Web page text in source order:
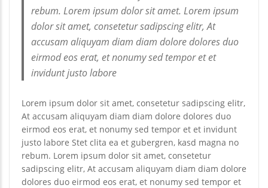
rebum. Lorem ipsum dolor sit amet. Lorem ipsum
dolor sit amet, consetetur sadipscing elitr, At
accusam aliquyam diam diam dolore dolores duo
eirmod eos erat, et nonumy sed tempor et et
invidunt justo labore
Lorem ipsum dolor sit amet, consetetur sadipscing elitr,
At accusam aliquyam diam diam dolore dolores duo
eirmod eos erat, et nonumy sed tempor et et invidunt
justo labore Stet clita ea et gubergren, kasd magna no
rebum. Lorem ipsum dolor sit amet, consetetur
sadipscing elitr, At accusam aliquyam diam diam dolore
dolores duo eirmod eos erat, et nonumy sed tempor et